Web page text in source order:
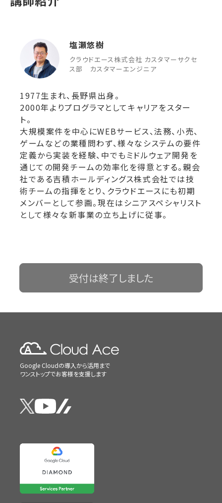
塩瀬悠樹
クラウドエース株式会社 カスタマーサクセ
ス部 カスタマーエンジニア
1977生まれ、長野県出身。
2000年よりプログラマとしてキャリアをスター
ト。
大規模案件を中心にWEBサービス、法務、小売、
ゲームなどの業種問わず、様々なシステムの要件
定義から実装を経験、中でもミドルウェア開発を
通じての開発チームの効率化を得意とする。親会
社である吉積ホールディングス株式会社では技
術チームの指揮をとり、クラウドエースにも初期
メンバーとして参画。現在はシニアスペシャリスト
として様々な新事業の立ち上げに従事。
受付は終了しました
Google Cloudの導入から活用まで
ワンストップでお客様を支援します